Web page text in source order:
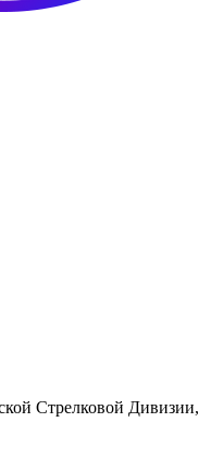
Стрелковой Дивизии,